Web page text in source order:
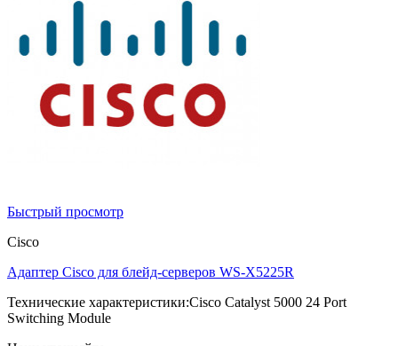
Быстрый просмотр
Cisco
Адаптер Cisco для блейд-серверов WS-X5225R
Технические характеристики:Cisco Catalyst 5000 24 Port
Switching Module